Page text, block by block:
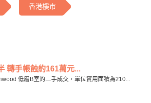
香港樓市
轉手帳蝕約161萬元...
低層B室的二手成交，單位實用面積為210...